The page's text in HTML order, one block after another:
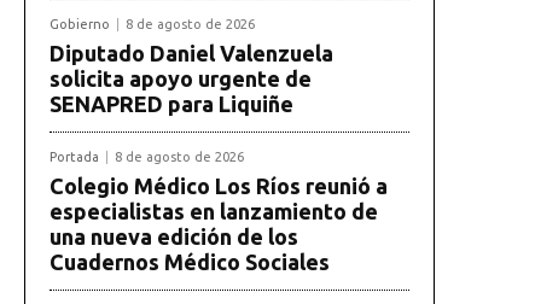
Gobierno 8 de agosto de 2026
Diputado Daniel Valenzuela
solicita apoyo urgente de
SENAPRED para Liquiñe
Portada 8 de agosto de 2026
Colegio Médico Los Ríos reunió a
especialistas en lanzamiento de
una nueva edición de los
Cuadernos Médico Sociales